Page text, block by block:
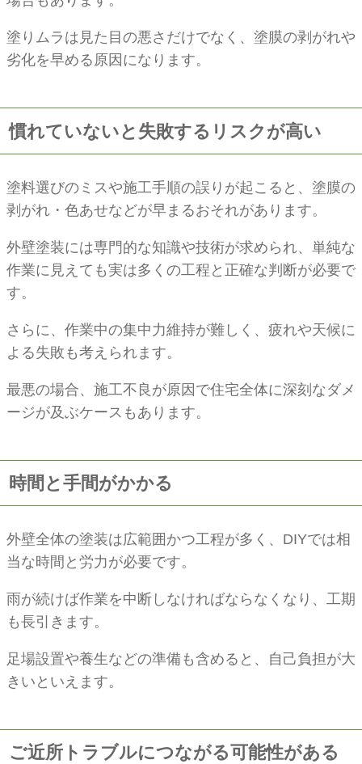
塗りムラは見た目の悪さだけでなく、塗膜の剥がれや
劣化を早める原因になります。
慣れていないと失敗するリスクが高い
塗料選びのミスや施工手順の誤りが起こると、塗膜の
剥がれ・色あせなどが早まるおそれがあります。
外壁塗装には専門的な知識や技術が求められ、単純な
作業に見えても実は多くの工程と正確な判断が必要で
す。
さらに、作業中の集中力維持が難しく、疲れや天候に
よる失敗も考えられます。
最悪の場合、施工不良が原因で住宅全体に深刻なダメ
ージが及ぶケースもあります。
時間と手間がかかる
外壁全体の塗装は広範囲かつ工程が多く、DIYでは相
当な時間と労力が必要です。
雨が続けば作業を中断しなければならなくなり、工期
も長引きます。
足場設置や養生などの準備も含めると、自己負担が大
きいといえます。
ご近所トラブルにつながる可能性がある